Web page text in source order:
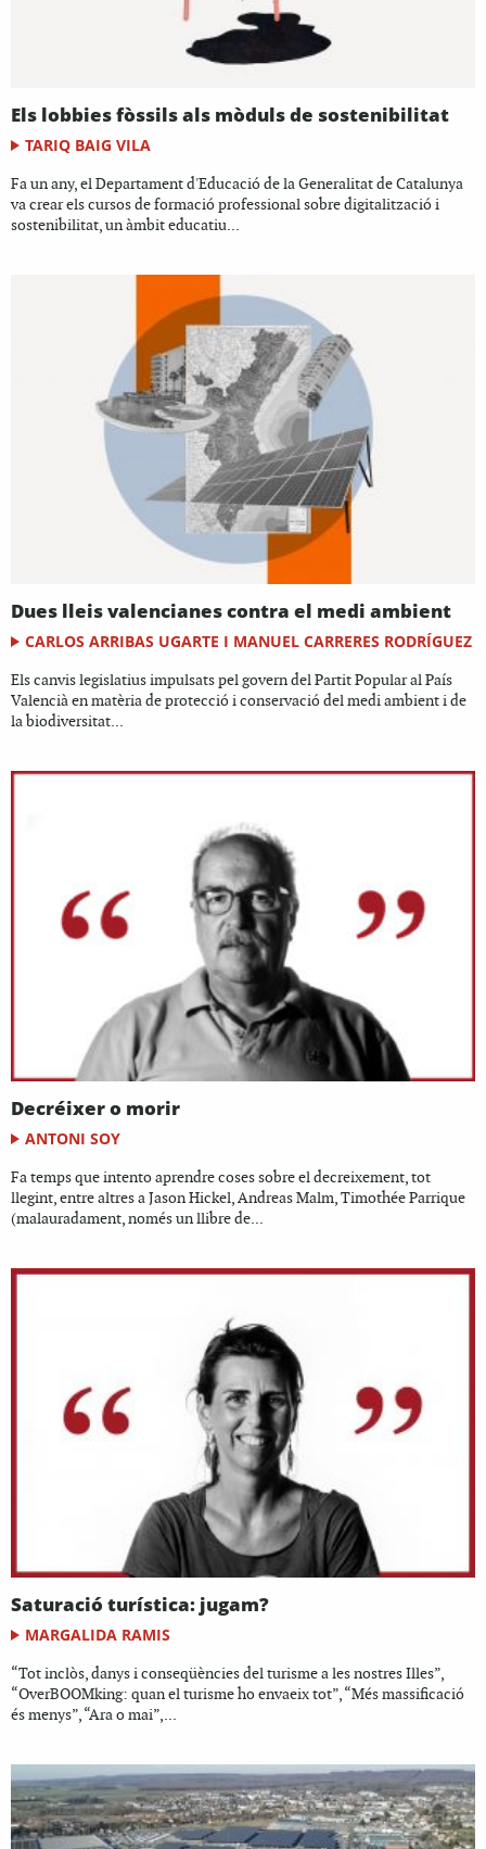
Els lobbies fòssils als mòduls de sostenibilitat
TARIQ BAIG VILA
Fa un any, el Departament d'Educació de la Generalitat de Catalunya
va crear els cursos de formació professional sobre digitalització i
sostenibilitat, un àmbit educatiu...
Dues lleis valencianes contra el medi ambient
CARLOS ARRIBAS UGARTE I MANUEL CARRERES RODRÍGUEZ
Els canvis legislatius impulsats pel govern del Partit Popular al País
Valencià en matèria de protecció i conservació del medi ambient i de
la biodiversitat...
Decréixer o morir
ANTONI SOY
Fa temps que intento aprendre coses sobre el decreixement, tot
llegint, entre altres a Jason Hickel, Andreas Malm, Timothée Parrique
(malauradament, només un llibre de...
Saturació turística: jugam?
MARGALIDA RAMIS
“Tot inclòs, danys i conseqüències del turisme a les nostres Illes”,
“OverBOOMking: quan el turisme ho envaeix tot”, “Més massificació
és menys”, “Ara o mai”,...